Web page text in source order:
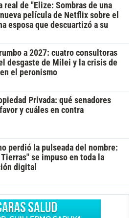
real de "Elize: Sombras de una
película de Netflix sobre el
esposa que descuartizó a su
a 2027: cuatro consultoras
desgaste de Milei y la crisis de
el peronismo
Privada: qué senadores
y cuáles en contra
perdió la pulseada del nombre:
Tierras" se impuso en toda la
digital